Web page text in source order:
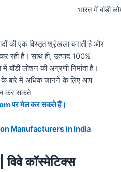
की एक विस्तृत श्रृंखला बनाती है और
कर रही है। साथ ही, उत्पाद 100%
लोशन की अग्रणी निर्माता है।
बारे में अधिक जानने के लिए आप
कर सकते
पर मेल कर सकते हैं।
Manufacturers in India
विवे कॉस्मेटिक्स